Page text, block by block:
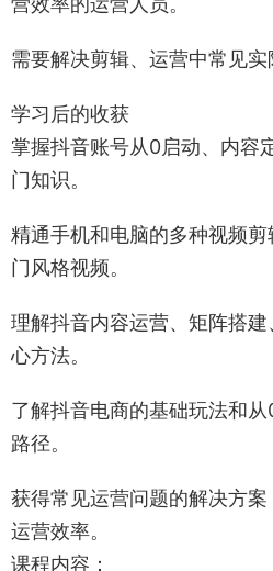
需要解决剪辑、运营中常见实
学习后的收获
掌握抖音账号从0启动、内容
门知识。
精通手机和电脑的多种视频
门风格视频。
理解抖音内容运营、矩阵搭
心方法。
了解抖音电商的基础玩法和
路径。
获得常见运营问题的解决方
运营效率。
课程内容：